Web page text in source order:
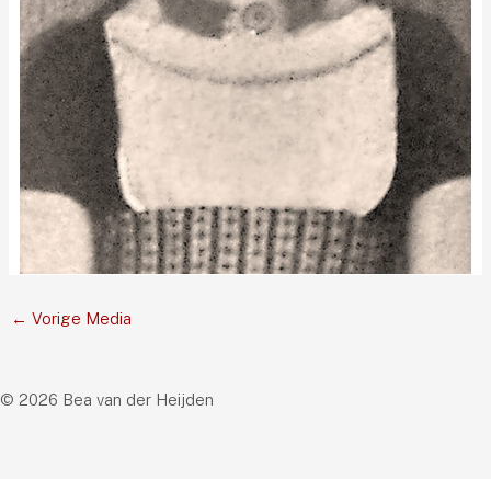
← Vorige Media
© 2026 Bea van der Heijden